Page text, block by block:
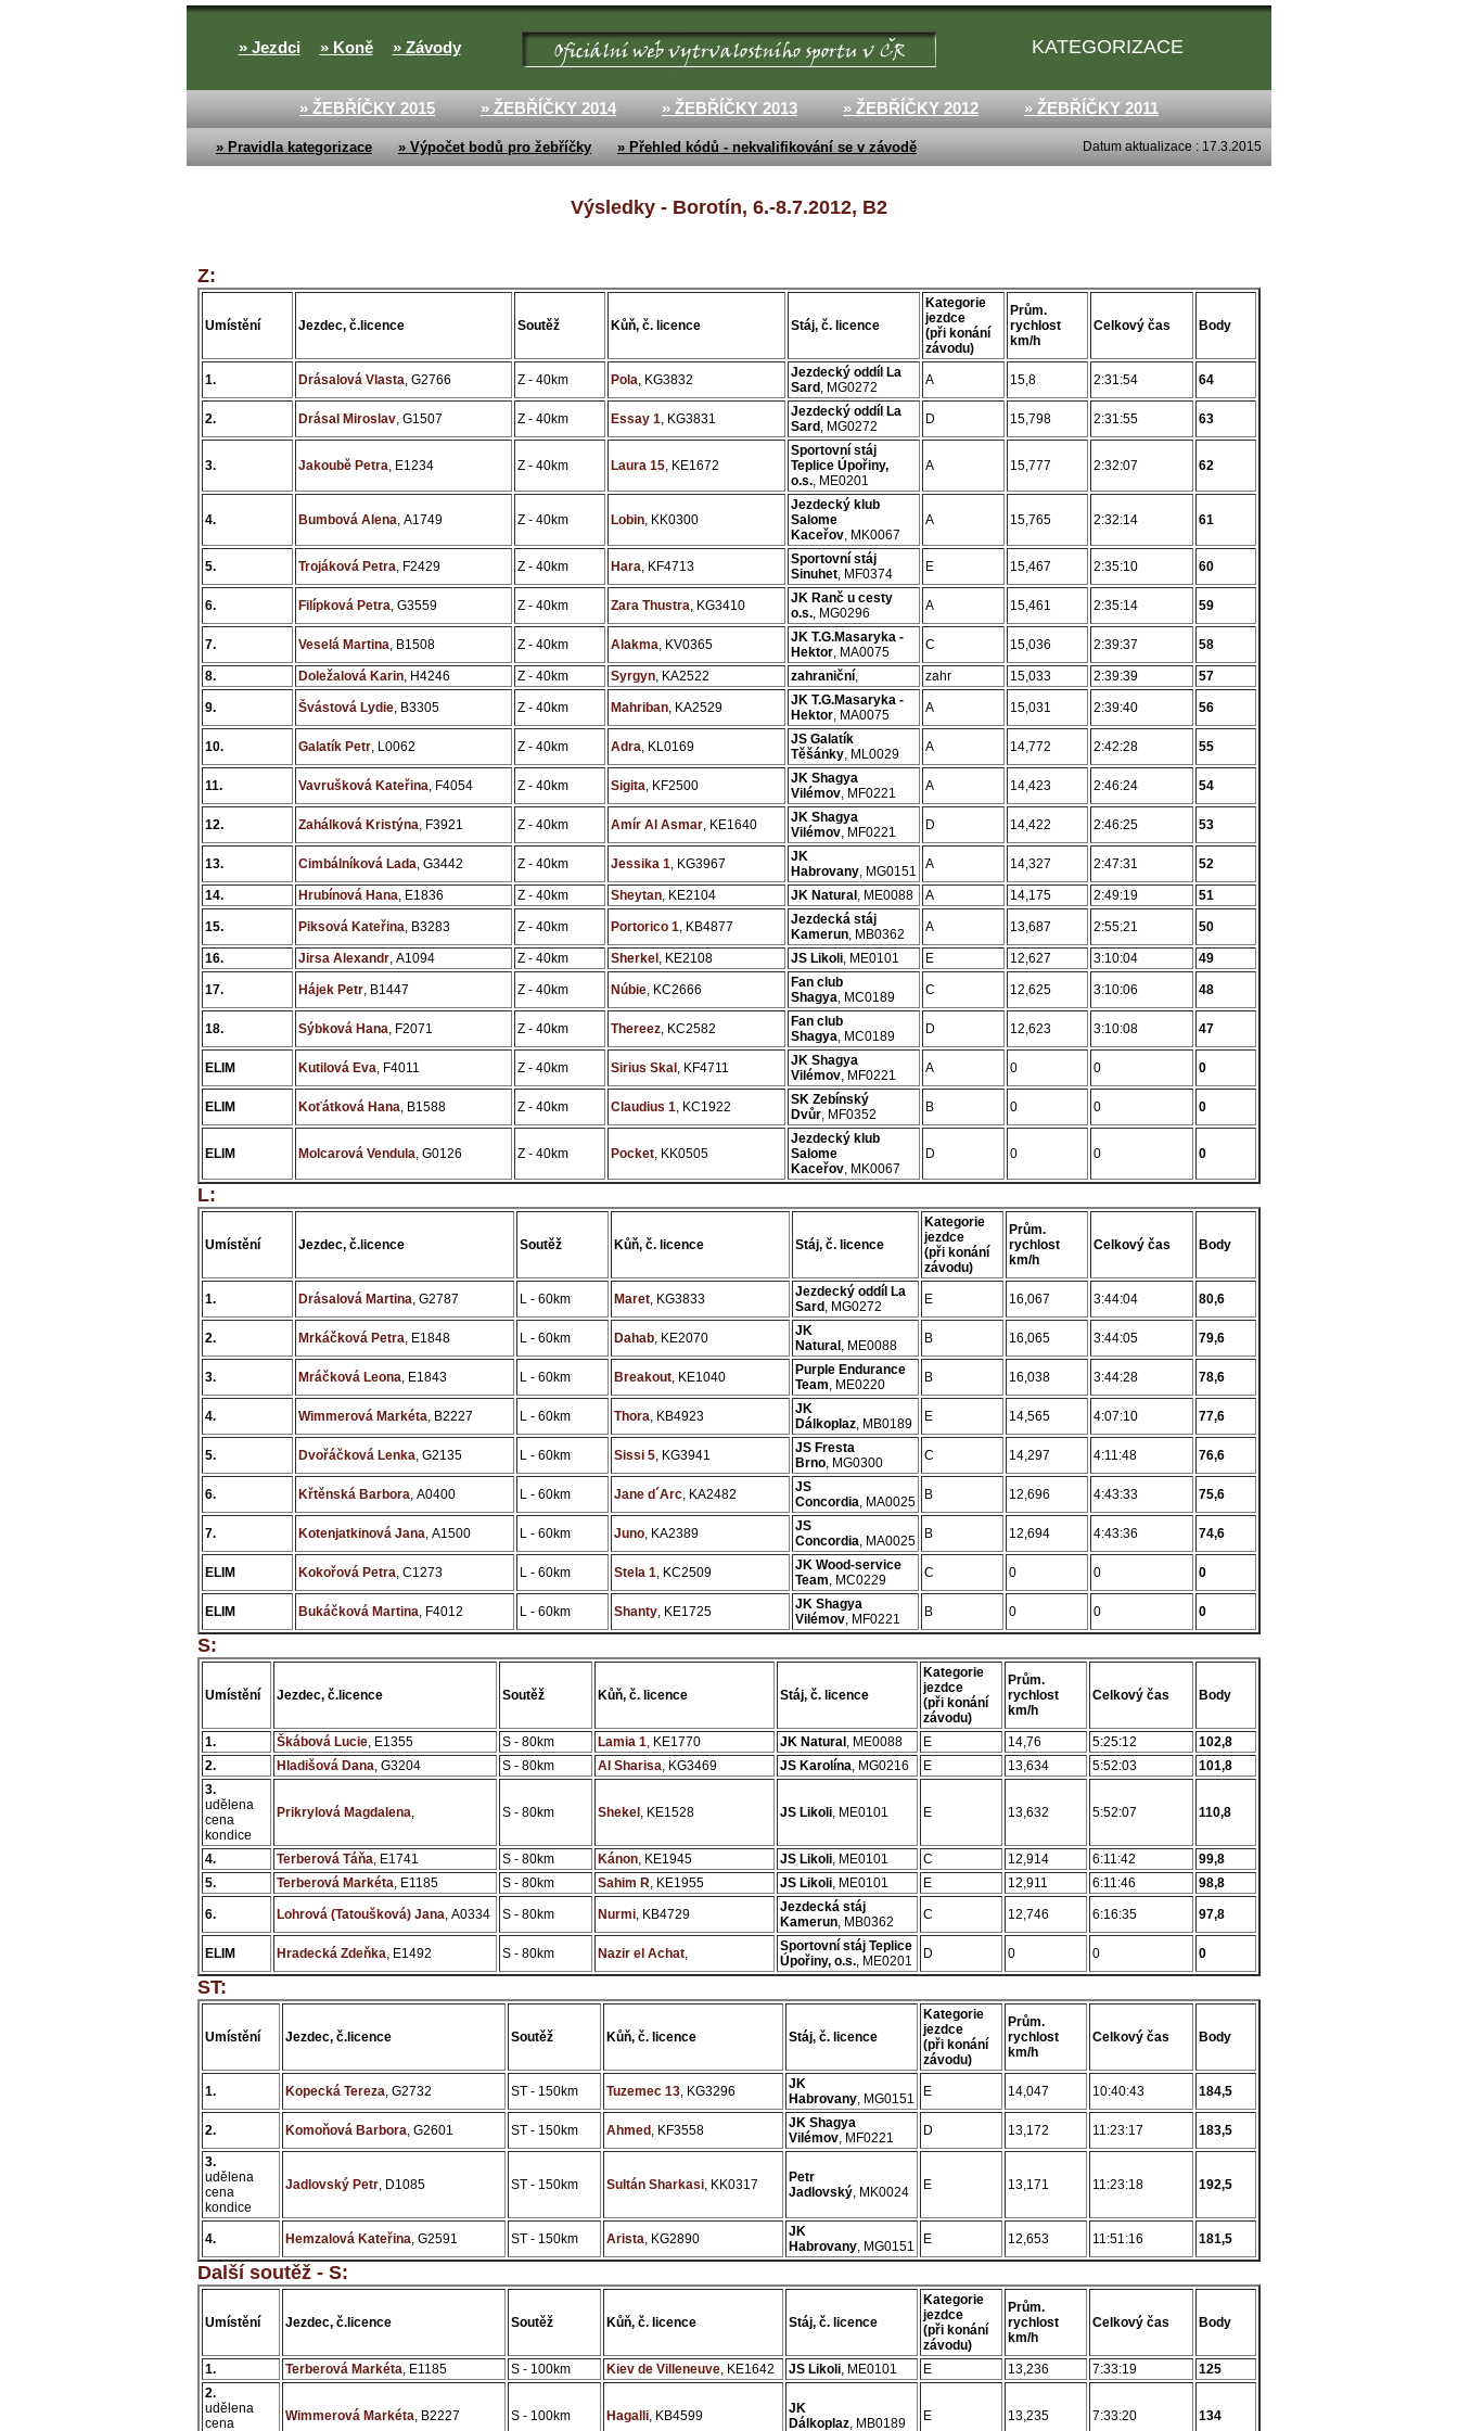
» Jezdci » Koně » Závody KATEGORIZACE
» ŽEBŘÍČKY 2015 » ŽEBŘÍČKY 2014 » ŽEBŘÍČKY 2013 » ŽEBŘÍČKY 2012 » ŽEBŘÍČKY 2011
» Pravidla kategorizace » Výpočet bodů pro žebříčky » Přehled kódů - nekvalifikování se v závodě Datum aktualizace : 17.3.2015
Výsledky - Borotín, 6.-8.7.2012, B2
Z:
Umístění Jezdec, č.licence Soutěž Kůň, č. licence Stáj, č. licence
Kategorie
jezdce
(při konání
závodu)
Prům.
rychlost
km/h
Celkový čas Body
1. Drásalová Vlasta, G2766 Z - 40km Pola, KG3832
Jezdecký oddíl La
Sard , MG0272 A 15,8 2:31:54 64
2. Drásal Miroslav, G1507 Z - 40km Essay 1, KG3831
Jezdecký oddíl La
Sard , MG0272 D 15,798 2:31:55 63
3. Jakoubě Petra, E1234 Z - 40km Laura 15, KE1672
Sportovní stáj
Teplice Úpořiny,
o.s., ME0201
A 15,777 2:32:07 62
4. Bumbová Alena, A1749 Z - 40km Lobin, KK0300
Jezdecký klub
Salome
Kaceřov, MK0067
A 15,765 2:32:14 61
5. Trojáková Petra, F2429 Z - 40km Hara, KF4713
Sportovní stáj
Sinuhet, MF0374 E 15,467 2:35:10 60
6. Filípková Petra, G3559 Z - 40km Zara Thustra, KG3410
JK Ranč u cesty
o.s., MG0296 A 15,461 2:35:14 59
7. Veselá Martina, B1508 Z - 40km Alakma, KV0365
JK T.G.Masaryka -
Hektor, MA0075 C 15,036 2:39:37 58
8. Doležalová Karin, H4246 Z - 40km Syrgyn, KA2522 zahraniční, zahr 15,033 2:39:39 57
9. Švástová Lydie, B3305 Z - 40km Mahriban, KA2529
JK T.G.Masaryka -
Hektor, MA0075 A 15,031 2:39:40 56
10. Galatík Petr, L0062 Z - 40km Adra, KL0169
JS Galatík
Těšánky, ML0029 A 14,772 2:42:28 55
11. Vavrušková Kateřina, F4054 Z - 40km Sigita, KF2500
JK Shagya
Vilémov, MF0221 A 14,423 2:46:24 54
12. Zahálková Kristýna, F3921 Z - 40km Amír Al Asmar, KE1640
JK Shagya
Vilémov, MF0221 D 14,422 2:46:25 53
13. Cimbálníková Lada, G3442 Z - 40km Jessika 1, KG3967
JK
Habrovany, MG0151 A 14,327 2:47:31 52
14. Hrubínová Hana, E1836 Z - 40km Sheytan, KE2104 JK Natural , ME0088 A 14,175 2:49:19 51
15. Piksová Kateřina, B3283 Z - 40km Portorico 1, KB4877
Jezdecká stáj
Kamerun, MB0362 A 13,687 2:55:21 50
16. Jirsa Alexandr, A1094 Z - 40km Sherkel , KE2108 JS Likoli, ME0101 E 12,627 3:10:04 49
17. Hájek Petr, B1447 Z - 40km Núbie, KC2666
Fan club
Shagya, MC0189 C 12,625 3:10:06 48
18. Sýbková Hana, F2071 Z - 40km Thereez, KC2582
Fan club
Shagya, MC0189 D 12,623 3:10:08 47
ELIM Kutilová Eva, F4011 Z - 40km Sirius Skal , KF4711
JK Shagya
Vilémov, MF0221 A 0 0 0
ELIM Koťátková Hana, B1588 Z - 40km Claudius 1, KC1922
SK Zebínský
Dvůr, MF0352 B 0 0 0
ELIM Molcarová Vendula, G0126 Z - 40km Pocket, KK0505
Jezdecký klub
Salome
Kaceřov, MK0067
D 0 0 0
L:
Umístění Jezdec, č.licence Soutěž Kůň, č. licence Stáj, č. licence
Kategorie
jezdce
(při konání
závodu)
Prům.
rychlost
km/h
Celkový čas Body
1. Drásalová Martina, G2787 L - 60km Maret, KG3833
Jezdecký oddíl La
Sard , MG0272 E 16,067 3:44:04 80,6
2. Mrkáčková Petra, E1848 L - 60km Dahab, KE2070
JK
Natural , ME0088 B 16,065 3:44:05 79,6
3. Mráčková Leona, E1843 L - 60km Breakout, KE1040
Purple Endurance
Team, ME0220 B 16,038 3:44:28 78,6
4. Wimmerová Markéta, B2227 L - 60km Thora, KB4923
JK
Dálkoplaz, MB0189 E 14,565 4:07:10 77,6
5. Dvořáčková Lenka, G2135 L - 60km Sissi 5, KG3941
JS Fresta
Brno, MG0300 C 14,297 4:11:48 76,6
6. Křtěnská Barbora, A0400 L - 60km Jane d´Arc, KA2482
JS
Concordia, MA0025 B 12,696 4:43:33 75,6
7. Kotenjatkinová Jana, A1500 L - 60km Juno, KA2389
JS
Concordia, MA0025 B 12,694 4:43:36 74,6
ELIM Kokořová Petra, C1273 L - 60km Stela 1, KC2509
JK Wood-service
Team, MC0229 C 0 0 0
ELIM Bukáčková Martina, F4012 L - 60km Shanty, KE1725
JK Shagya
Vilémov, MF0221 B 0 0 0
S:
Umístění Jezdec, č.licence Soutěž Kůň, č. licence Stáj, č. licence
Kategorie
jezdce
(při konání
závodu)
Prům.
rychlost
km/h
Celkový čas Body
1. Škábová Lucie, E1355 S - 80km Lamia 1, KE1770 JK Natural , ME0088 E 14,76 5:25:12
102,8
2.
Hladišová Dana, G3204 S - 80km Al Sharisa, KG3469 JS Karolína, MG0216 E 13,634 5:52:03
101,8
3.
udělena
cena
kondice
Prikrylová Magdalena, S - 80km Shekel , KE1528 JS Likoli, ME0101 E 13,632 5:52:07 110,8
4. Terberová Táňa, E1741 S - 80km Kánon, KE1945 JS Likoli, ME0101 C 12,914 6:11:42
99,8
5.
Terberová Markéta, E1185 S - 80km Sahim R, KE1955 JS Likoli, ME0101 E 12,911 6:11:46 98,8
6. Lohrová (Tatoušková) Jana, A0334 S - 80km Nurmi, KB4729
Jezdecká stáj
Kamerun, MB0362 C 12,746 6:16:35 97,8
ELIM Hradecká Zdeňka, E1492 S - 80km Nazir el Achat,
Sportovní stáj Teplice
Úpořiny, o.s., ME0201 D 0 0 0
ST:
Umístění Jezdec, č.licence Soutěž Kůň, č. licence Stáj, č. licence
Kategorie
jezdce
(při konání
závodu)
Prům.
rychlost
km/h
Celkový čas Body
1. Kopecká Tereza, G2732 ST - 150km Tuzemec 13, KG3296
JK
Habrovany, MG0151 E 14,047 10:40:43 184,5
2. Komoňová Barbora, G2601 ST - 150km Ahmed , KF3558
JK Shagya
Vilémov, MF0221 D 13,172 11:23:17 183,5
3.
udělena
cena
kondice
Jadlovský Petr, D1085 ST - 150km Sultán Sharkasi, KK0317
Petr
Jadlovský, MK0024 E 13,171 11:23:18 192,5
4. Hemzalová Kateřina, G2591 ST - 150km Arista, KG2890
JK
Habrovany, MG0151 E 12,653 11:51:16 181,5
Další soutěž - S:
Umístění Jezdec, č.licence Soutěž Kůň, č. licence Stáj, č. licence
Kategorie
jezdce
(při konání
závodu)
Prům.
rychlost
km/h
Celkový čas Body
1. Terberová Markéta, E1185 S - 100km Kiev de Villeneuve, KE1642 JS Likoli, ME0101 E 13,236 7:33:19
125
2.
udělena
cena
Wimmerová Markéta, B2227 S - 100km Hagalli, KB4599
JK
Dálkoplaz, MB0189 E 13,235 7:33:20 134